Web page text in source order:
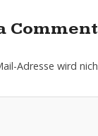
Comment
Adresse wird